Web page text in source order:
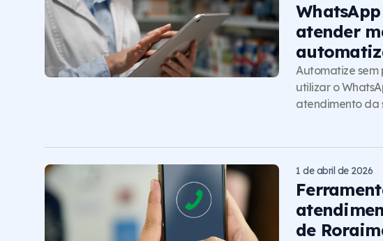
atender
Automatize sem
utilizar o
atendimento da
de
1 de abril de 2026